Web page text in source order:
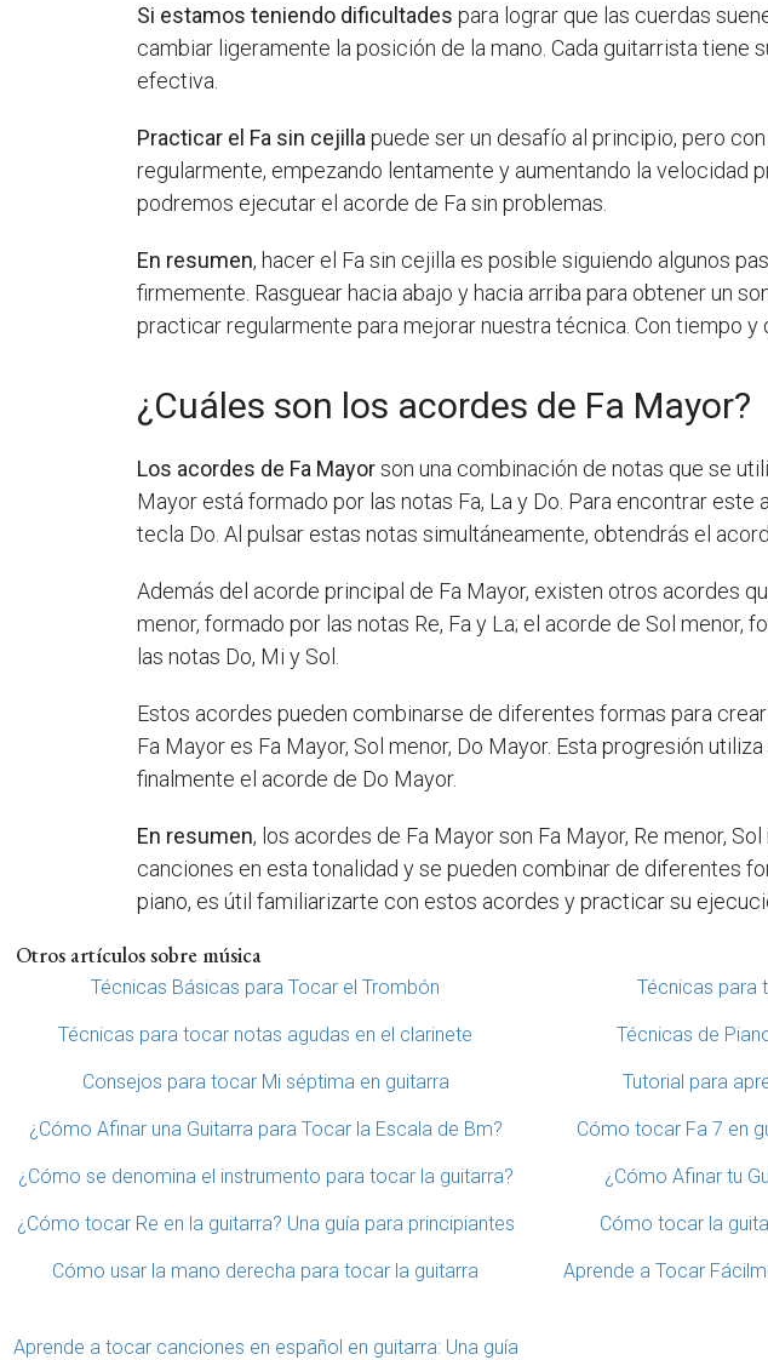
Si estamos teniendo dificultades para lograr que las cuerdas
cambiar ligeramente la posición de la mano. Cada guitarrista
efectiva.
Practicar el Fa sin cejilla puede ser un desafío al principio, pero
regularmente, empezando lentamente y aumentando la velocidad
podremos ejecutar el acorde de Fa sin problemas.
En resumen, hacer el Fa sin cejilla es posible siguiendo algunos
firmemente. Rasguear hacia abajo y hacia arriba para obtener un
practicar regularmente para mejorar nuestra técnica. Con tiempo
¿Cuáles son los acordes de Fa Mayor?
Los acordes de Fa Mayorson una combinación de notas que se
Mayor está formado por las notas Fa, La y Do. Para encontrar
tecla Do. Al pulsar estas notas simultáneamente, obtendrás el
Además del acorde principal de Fa Mayor, existen otros acordes
menor, formado por las notas Re, Fa y La; el acorde de Sol menor,
las notas Do, Mi y Sol.
Estos acordes pueden combinarse de diferentes formas para
Fa Mayor es Fa Mayor, Sol menor, Do Mayor. Esta progresión
finalmente el acorde de Do Mayor.
En resumen, los acordes de Fa Mayor son Fa Mayor, Re menor,
canciones en esta tonalidad y se pueden combinar de diferentes
piano, es útil familiarizarte con estos acordes y practicar su
Otros artículos sobre música
Técnicas Básicas para Tocar el Trombón Técnicas para
Técnicas para tocar notas agudas en el clarinete Técnicas de
Consejos para tocar Mi séptima en guitarra Tutorial para
¿Cómo Afinar una Guitarra para Tocar la Escala de Bm? Cómo tocar Fa 7 en
¿Cómo se denomina el instrumento para tocar la guitarra? ¿Cómo Afinar tu
¿Cómo tocar Re en la guitarra? Una guía para principiantes Cómo tocar la
Cómo usar la mano derecha para tocar la guitarra
Aprende a Tocar
Aprende a tocar canciones en español en guitarra: Una guía